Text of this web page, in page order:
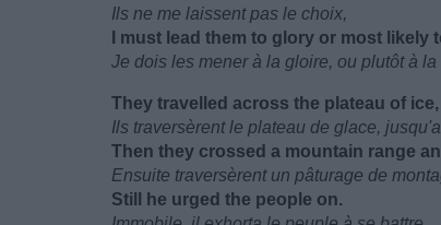
Ils ne me laissent pas le choix,
I must lead them to glory or most likely
Je dois les mener à la gloire, ou plutôt à la
They travelled across the plateau of
Ils traversèrent le plateau de glace,
Then they crossed a mountain range
Ensuite traversèrent un pâturage de
Still he urged the people on.